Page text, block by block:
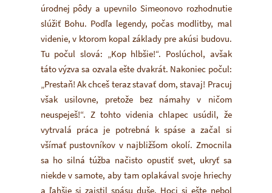
úrodnej pôdy a upevnilo Simeonovo rozhodnutie
slúžiť Bohu. Podľa legendy, počas modlitby, mal
videnie, v ktorom kopal základy pre akúsi budovu.
Tu počul slová: „Kop hlbšie!“. Poslúchol, avšak
táto výzva sa ozvala ešte dvakrát. Nakoniec počul:
„Prestaň! Ak chceš teraz stavať dom, stavaj! Pracuj
však usilovne, pretože bez námahy v ničom
neuspeješ!“. Z tohto videnia chlapec usúdil, že
vytrvalá práca je potrebná k spáse a začal si
všímať pustovníkov v najbližšom okolí. Zmocnila
sa ho silná túžba načisto opustiť svet, ukryť sa
niekde v samote, aby tam oplakával svoje hriechy
a ľahšie si zaistil spásu duše. Hoci si ešte nebol